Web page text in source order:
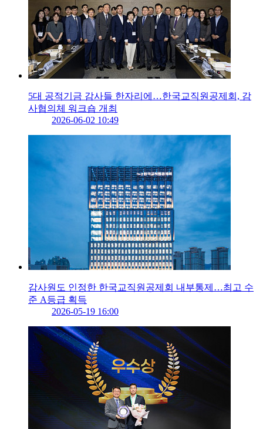
5대 공적기금 감사들 한자리에…한국교직원공제회, 감
사협의체 워크숍 개최
2026-06-02 10:49
감사원도 인정한 한국교직원공제회 내부통제…최고 수
준 A등급 획득
2026-05-19 16:00